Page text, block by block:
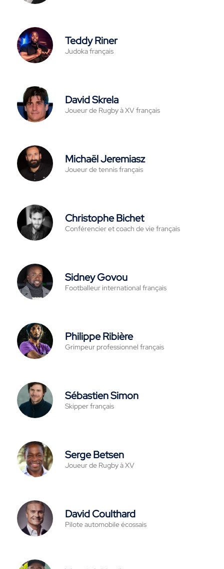
Teddy Riner
Judoka français
David Skrela
Joueur de Rugby à XV français
Michaël Jeremiasz
Joueur de tennis français
Christophe Bichet
Conférencier et coach de vie français
Sidney Govou
Footballeur international français
Philippe Ribière
Grimpeur professionnel français
Sébastien Simon
Skipper français
Serge Betsen
Joueur de Rugby à XV
David Coulthard
Pilote automobile écossais